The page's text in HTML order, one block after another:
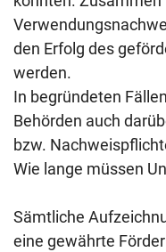
den Erfolg des
werden.
In begründeten
Behörden auch
bzw.
Wie lange müssen
Sämtliche
eine gewährte